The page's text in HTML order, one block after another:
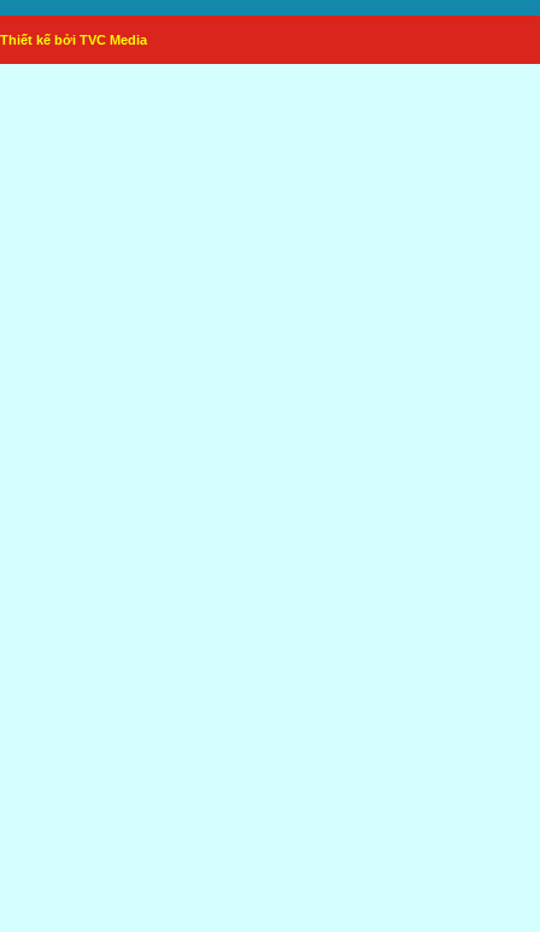
Thiết kế bởi TVC Media